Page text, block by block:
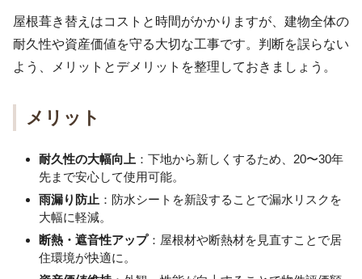
屋根葺き替えはコストと時間がかかりますが、建物全体の
耐久性や資産価値を守る大切な工事です。判断を誤らない
よう、メリットとデメリットを整理しておきましょう。
メリット
耐久性の大幅向上 ：下地から新しくするため、20〜30年
先まで安心して使用可能。
雨漏り防止 ：防水シートを新設することで漏水リスクを
大幅に軽減。
断熱・遮音性アップ：屋根材や断熱材を見直すことで居
住環境が快適に。